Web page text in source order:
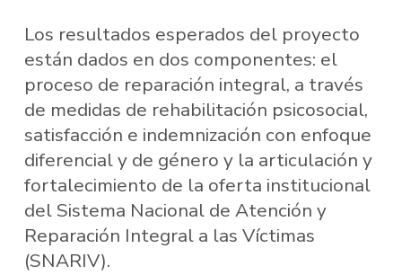
Los resultados esperados del proyecto
están dados en dos componentes: el
proceso de reparación integral, a través
de medidas de rehabilitación psicosocial,
satisfacción e indemnización con enfoque
diferencial y de género y la articulación y
fortalecimiento de la oferta institucional
del Sistema Nacional de Atención y
Reparación Integral a las Víctimas
(SNARIV).